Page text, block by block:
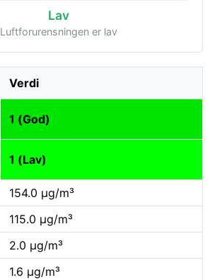
Lav
Luftforurensningen er lav
Verdi
1 (God)
1 (Lav)
154.0 µg/m³
115.0 µg/m³
2.0 µg/m³
1.6 µg/m³